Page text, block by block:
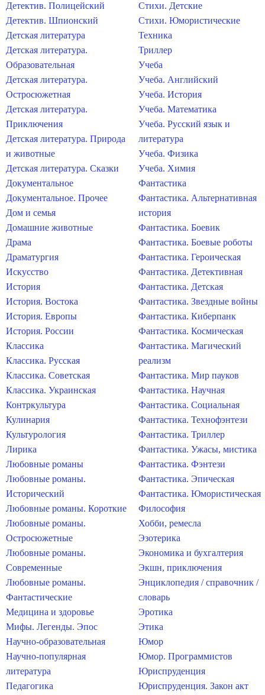
Детектив. Полицейский
Детектив. Шпионский
Детская литература
Детская литература.
Образовательная
Детская литература.
Остросюжетная
Детская литература.
Приключения
Детская литература. Природа
и животные
Детская литература. Сказки
Документальное
Документальное. Прочее
Дом и семья
Домашние животные
Драма
Драматургия
Искусство
История
История. Востока
История. Европы
История. России
Классика
Классика. Русская
Классика. Советская
Классика. Украинская
Контркультура
Кулинария
Культурология
Лирика
Любовные романы
Любовные романы.
Исторический
Любовные романы. Короткие
Любовные романы.
Остросюжетные
Любовные романы.
Современные
Любовные романы.
Фантастические
Медицина и здоровье
Мифы. Легенды. Эпос
Научно-образовательная
Научно-популярная
литература
Педагогика
Стихи. Детские
Стихи. Юмористические
Техника
Триллер
Учеба
Учеба. Английский
Учеба. История
Учеба. Математика
Учеба. Русский язык и
литература
Учеба. Физика
Учеба. Химия
Фантастика
Фантастика. Альтернативная
история
Фантастика. Боевик
Фантастика. Боевые роботы
Фантастика. Героическая
Фантастика. Детективная
Фантастика. Детская
Фантастика. Звездные войны
Фантастика. Киберпанк
Фантастика. Космическая
Фантастика. Магический
реализм
Фантастика. Мир пауков
Фантастика. Научная
Фантастика. Социальная
Фантастика. Технофэнтези
Фантастика. Триллер
Фантастика. Ужасы, мистика
Фантастика. Фэнтези
Фантастика. Эпическая
Фантастика. Юмористическая
Философия
Хобби, ремесла
Эзотерика
Экономика и бухгалтерия
Экшн, приключения
Энциклопедия / справочник /
словарь
Эротика
Этика
Юмор
Юмор. Программистов
Юриспруденция
Юриспруденция. Закон акт